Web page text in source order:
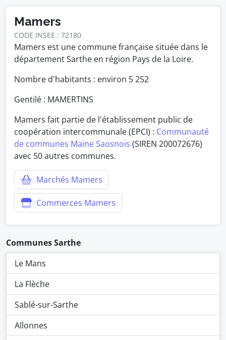
Mamers
CODE INSEE : 72180
Mamers est une commune française située dans le
département Sarthe en région Pays de la Loire.
Nombre d'habitants : environ 5 252
Gentilé : MAMERTINS
Mamers fait partie de l'établissement public de
coopération intercommunale (EPCI) : Communauté
de communes Maine Saosnois (SIREN 200072676)
avec 50 autres communes.
Marchés Mamers
Commerces Mamers
Communes Sarthe
Le Mans
La Flèche
Sablé-sur-Sarthe
Allonnes